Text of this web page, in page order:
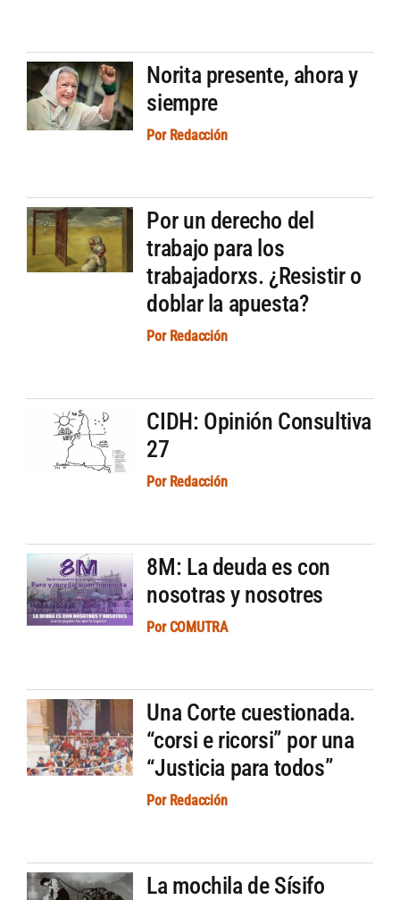
Norita presente, ahora y
siempre
Por Redacción
Por un derecho del
trabajo para los
trabajadorxs. ¿Resistir o
doblar la apuesta?
Por Redacción
CIDH: Opinión Consultiva
27
Por Redacción
8M: La deuda es con
nosotras y nosotres
PorCOMUTRA
Una Corte cuestionada.
“corsi e ricorsi” por una
“Justicia para todos”
Por Redacción
La mochila de Sísifo